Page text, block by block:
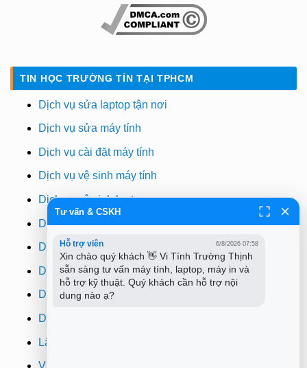
TIN HỌC TRƯỜNG TÍN TẠI TPHCM
Dịch vụ sửa laptop tận nơi
Dịch vụ sửa máy tính
Dịch vụ cài đặt máy tính
Dịch vụ vệ sinh máy tính
Dịch vụ vệ sinh laptop
Dịch vụ cài win
Dịch vụ cứu dữ liệu
Dịch vụ sửa wifi tại nhà
Dịch vụ sửa máy in
Dịch vụ nạp mực máy in
Lắp đặt camera quan sát tphcm
Vi tính Trường Thịnh
Tư vấn & CSKH
Hỗ trợ viên 6/8/2026 07:58
Xin chào quý khách 👋 Vi Tính Trường Thịnh
sẵn sàng tư vấn máy tính, laptop, máy in và
hỗ trợ kỹ thuật. Quý khách cần hỗ trợ nội
dung nào ạ?